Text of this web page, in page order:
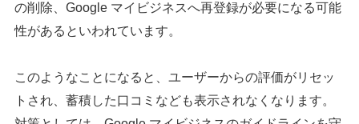
の削除、Google マイビジネスへ再登録が必要になる可能
性があるといわれています。
このようなことになると、ユーザーからの評価がリセッ
トされ、蓄積した口コミなども表示されなくなります。